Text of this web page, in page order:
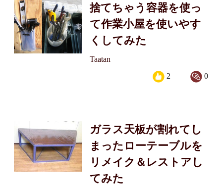
捨てちゃう容器を使っ
て作業小屋を使いやす
くしてみた
Taatan
0
2
ガラス天板が割れてし
まったローテーブルを
リメイク＆レストアし
てみた